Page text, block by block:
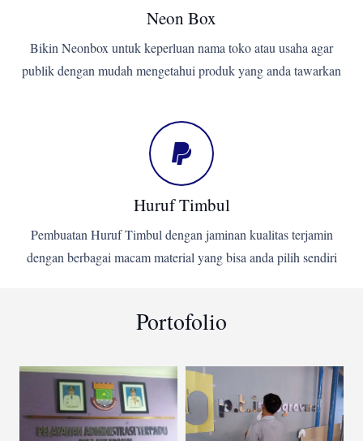
Neon Box
Bikin Neonbox untuk keperluan nama toko atau usaha agar
publik dengan mudah mengetahui produk yang anda tawarkan
Huruf Timbul
Pembuatan Huruf Timbul dengan jaminan kualitas terjamin
dengan berbagai macam material yang bisa anda pilih sendiri
Portofolio